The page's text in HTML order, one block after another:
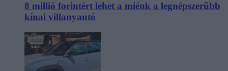
8 millió forintért lehet a miénk a legnépszerűbb
kínai villanyautó